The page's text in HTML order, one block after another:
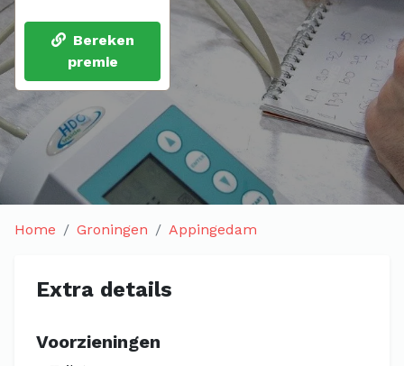
Bereken
premie
Home Groningen Appingedam
Extra details
Voorzieningen